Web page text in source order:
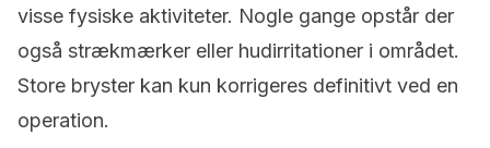
visse fysiske aktiviteter. Nogle gange opstår der
også strækmærker eller hudirritationer i området.
Store bryster kan kun korrigeres definitivt ved en
operation.